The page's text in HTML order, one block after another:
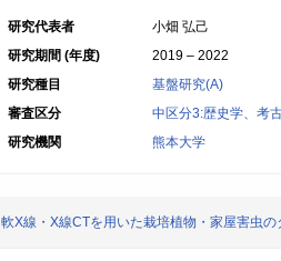
研究代表者
小畑 弘己
研究期間 (年度)
2019 – 2022
研究種目
基盤研究(A)
審査区分
中区分3:歴史学、考
研究機関
熊本大学
軟X線・X線CTを用いた栽培植物・家屋害虫